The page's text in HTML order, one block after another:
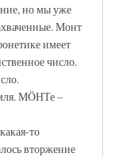
но мы уже
Монт
имеет
число.
МÖНТе –
то
вторжение